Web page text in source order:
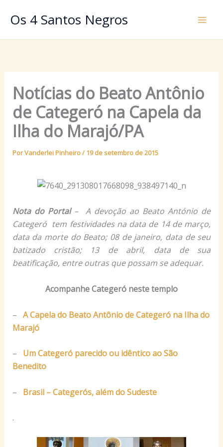
paraOs 4 Santos Negros
Notícias do Beato Antônio
de Categeró na Capela da
Ilha do Marajó/PA
PorVanderlei Pinheiro/ 19 de setembro de 2015
Nota do Portal– A devoção ao Beato António de
Categeró tem festividades na data de 14 de março,
data da morte do Beato; 08 de janeiro, data de seu
batizado cristão; 13 de abril, data de sua
beatificação, entre outras que possam se adequar.
Acompanhe Categeró neste templo
– A Capela do Beato Antônio de Categeró na Ilha do
Marajó
– Um Categeró parecido ou idêntico ao São
Benedito
– Brasil – Categerós, além do Sudeste
.